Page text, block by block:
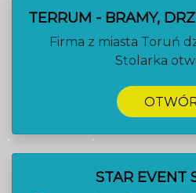
TERRUM - BRAMY,
Firma z miasta Toruń
Stolarka
STAR EVENT